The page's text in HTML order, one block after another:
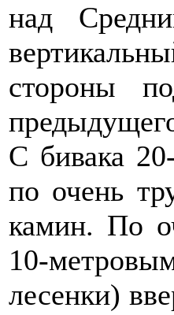
над
стороны
С бивака
по очень
камин. По
10-
лесенки)